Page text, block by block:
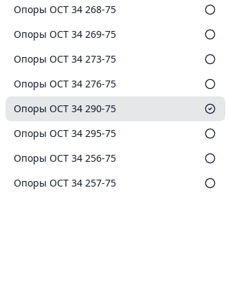
Опоры ОСТ 34 268-75
Опоры ОСТ 34 269-75
Опоры ОСТ 34 273-75
Опоры ОСТ 34 276-75
Опоры ОСТ 34 290-75
Опоры ОСТ 34 295-75
Опоры ОСТ 34 256-75
Опоры ОСТ 34 257-75